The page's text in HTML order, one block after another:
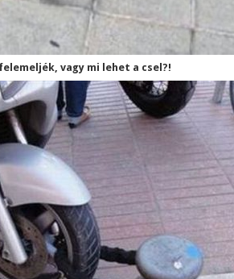
vagy mi lehet a csel?!